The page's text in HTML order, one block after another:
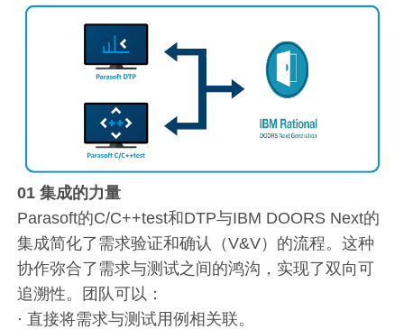
01集成的力量
Parasoft的C/C++test和DTP与IBM DOORS Next的
集成简化了需求验证和确认（V&V）的流程。这种
协作弥合了需求与测试之间的鸿沟，实现了双向可
追溯性。团队可以：
· 直接将需求与测试用例相关联。